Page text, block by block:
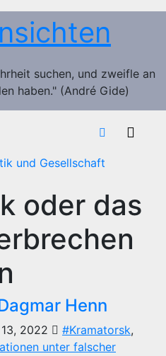
suchen, und zweifle an
haben." (André Gide)
und Gesellschaft
oder das
Henn
2022 #Kramatorsk,
unter falscher